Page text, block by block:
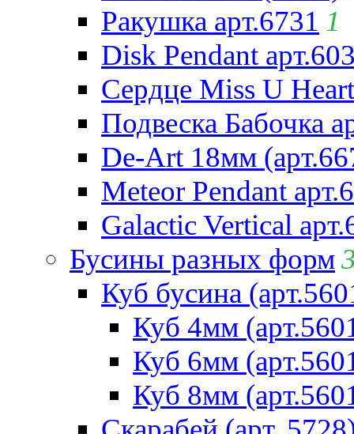
Ракушка арт.6731 1
Disk Pendant
Сердце Miss U
Подвеска Бабочка
De-Art 18мм
Meteor Pendant
Galactic Vertical
Бусины разных форм
Куб бусина
Куб 4мм
Куб 6мм
Куб 8мм